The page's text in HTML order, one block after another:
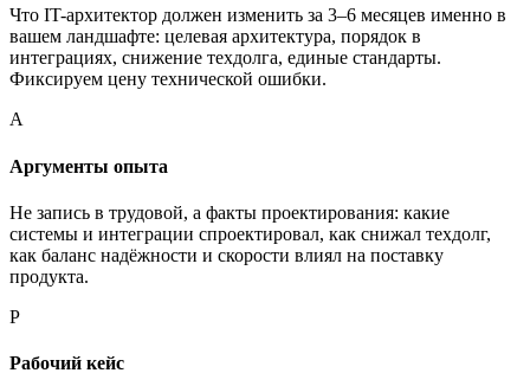
Что IT-архитектор должен изменить за 3–6 месяцев именно в
вашем ландшафте: целевая архитектура, порядок в
интеграциях, снижение техдолга, единые стандарты.
Фиксируем цену технической ошибки.
А
Аргументы опыта
Не запись в трудовой, а факты проектирования: какие
системы и интеграции спроектировал, как снижал техдолг,
как баланс надёжности и скорости влиял на поставку
продукта.
Р
Рабочий кейс